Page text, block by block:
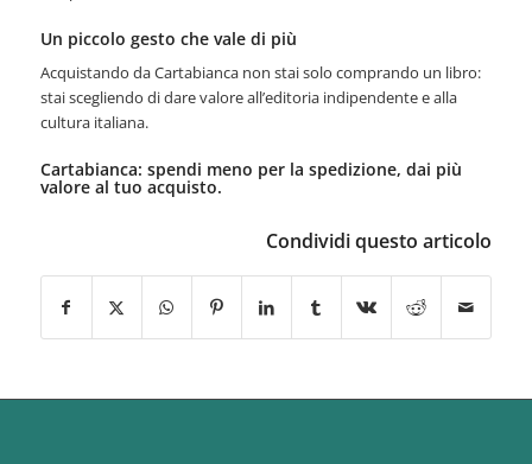
Un piccolo gesto che vale di più
Acquistando da Cartabianca non stai solo comprando un libro:
stai scegliendo di dare valore all’editoria indipendente e alla
cultura italiana.
Cartabianca: spendi meno per la spedizione, dai più
valore al tuo acquisto.
Condividi questo articolo